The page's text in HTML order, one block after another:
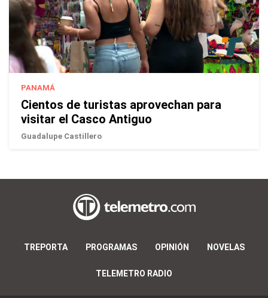
PANAMÁ
Cientos de turistas aprovechan para
visitar el Casco Antiguo
Guadalupe Castillero
TREPORTA PROGRAMAS OPINIÓN NOVELAS
TELEMETRO RADIO